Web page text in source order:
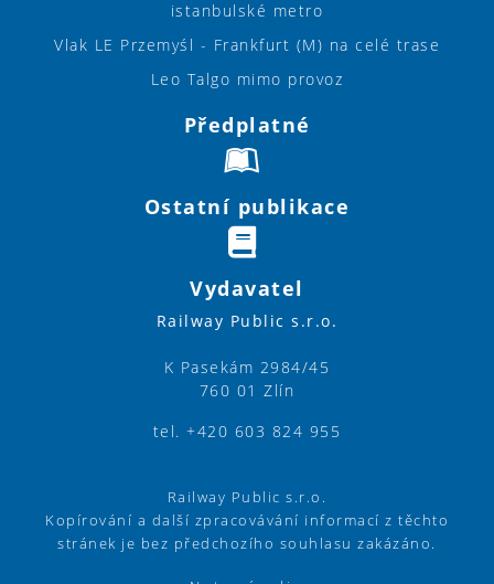
istanbulské metro
Vlak LE Przemyśl - Frankfurt (M) na celé trase
Leo Talgo mimo provoz
Předplatné
Ostatní publikace
Vydavatel
Railway Public s.r.o.
K Pasekám 2984/45
760 01 Zlín
tel. +420 603 824 955
Railway Public s.r.o.
Kopírování a další zpracovávání informací z těchto
stránek je bez předchozího souhlasu zakázáno.